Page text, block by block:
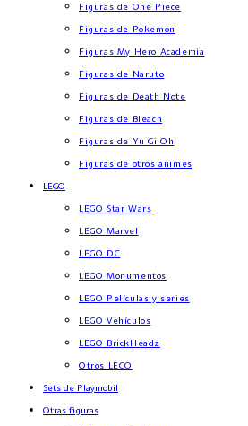
Figuras de One Piece
Figuras de Pokemon
Figuras My Hero Academia
Figuras de Naruto
Figuras de Death Note
Figuras de Bleach
Figuras de Yu Gi Oh
Figuras de otros animes
LEGO
LEGO Star Wars
LEGO Marvel
LEGO DC
LEGO Monumentos
LEGO Películas y series
LEGO Vehículos
LEGO BrickHeadz
Otros LEGO
Sets de Playmobil
Otras figuras